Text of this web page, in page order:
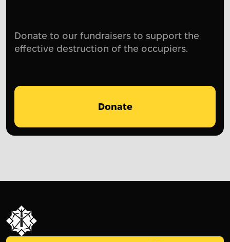
Donate to our fundraisers to support the
effective destruction of the occupiers.
Donate